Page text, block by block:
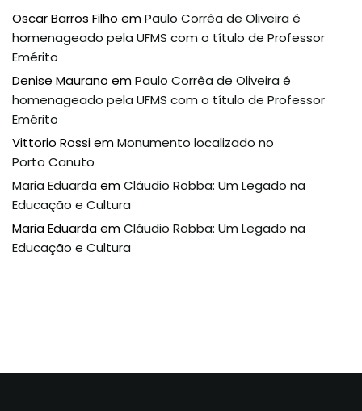
Oscar Barros Filho emPaulo Corrêa de Oliveira é
homenageado pela UFMS com o título de Professor
Emérito
Denise Maurano emPaulo Corrêa de Oliveira é
homenageado pela UFMS com o título de Professor
Emérito
Vittorio RossiemMonumento localizado no
Porto Canuto
Maria Eduarda emCláudio Robba: Um Legado na
Educação e Cultura
Maria EduardaemCláudio Robba: Um Legado na
Educação e Cultura